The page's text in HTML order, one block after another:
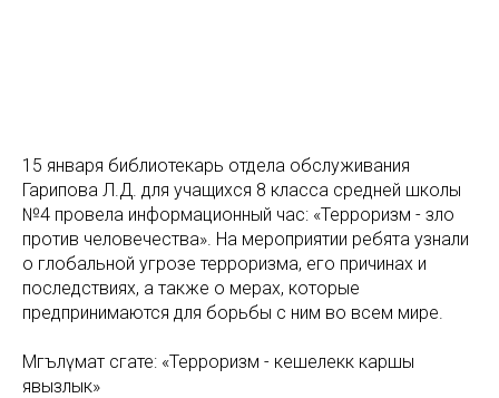
15 января библиотекарь отдела обслуживания
Гарипова Л.Д. для учащихся 8 класса средней школы
№4 провела информационный час: «Терроризм - зло
против человечества». На мероприятии ребята узнали
о глобальной угрозе терроризма, его причинах и
последствиях, а также о мерах, которые
предпринимаются для борьбы с ним во всем мире.
Мәгълүмат сәгате: «Терроризм - кешелеккә каршы
явызлык»